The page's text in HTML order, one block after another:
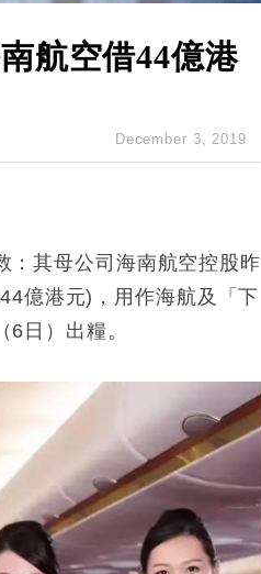
航空借44億港
December 3, 2019
：其母公司海南航空控股昨
億港元)，用作海航及「下
日）出糧。